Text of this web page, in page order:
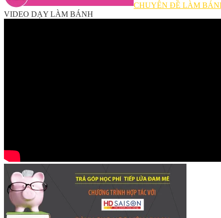
CHUYÊN ĐỀ LÀM
VIDEO DẠY LÀM BÁNH